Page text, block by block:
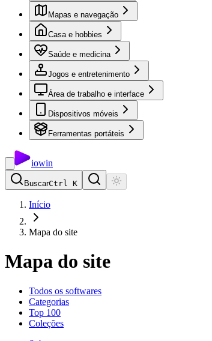
Mapas e navegação
Casa e hobbies
Saúde e medicina
Jogos e entretenimento
Área de trabalho e interface
Dispositivos móveis
Ferramentas portáteis
iowin
BuscarCtrl K
Início
Mapa do site
Mapa do site
Todos os softwares
Categorias
Top 100
Coleções